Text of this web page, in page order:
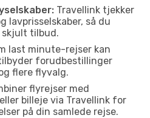
Travellink tjekker
lavprisselskaber, så du
tilbud.
last minute-rejser kan
forudbestillinger
flere flyvalg.
flyrejser med
billeje via Travellink for
på din samlede rejse.